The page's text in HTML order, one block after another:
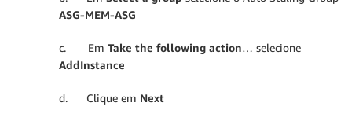
ASG-MEM-ASG
c. Em Take the following action… selecione
AddInstance
d. Clique em Next